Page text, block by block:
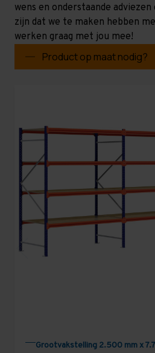
wens en onderstaande
zijn dat we te maken hebben
werken graag met jou mee!
Product op maat nodig?
Grootvakstelling 2.500 mm x